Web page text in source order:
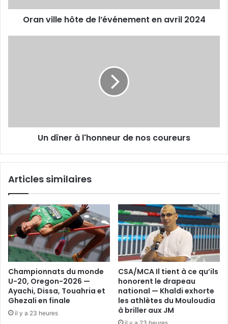
Oran ville hôte de l’événement en avril 2024
Un dîner à l'honneur de nos coureurs
Articles similaires
Championnats du monde
U-20, Oregon-2026 —
Ayachi, Dissa, Touahria et
Ghezali en finale
il y a 23 heures
CSA/MCA Il tient à ce qu’ils
honorent le drapeau
national — Khaldi exhorte
les athlètes du Mouloudia
à briller aux JM